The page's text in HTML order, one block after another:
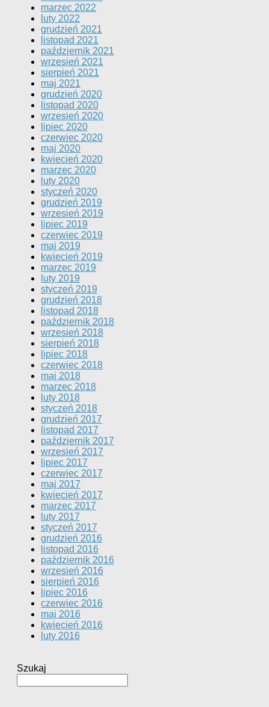
marzec 2022
luty 2022
grudzień 2021
listopad 2021
październik 2021
wrzesień 2021
sierpień 2021
maj 2021
grudzień 2020
listopad 2020
wrzesień 2020
lipiec 2020
czerwiec 2020
maj 2020
kwiecień 2020
marzec 2020
luty 2020
styczeń 2020
grudzień 2019
wrzesień 2019
lipiec 2019
czerwiec 2019
maj 2019
kwiecień 2019
marzec 2019
luty 2019
styczeń 2019
grudzień 2018
listopad 2018
październik 2018
wrzesień 2018
sierpień 2018
lipiec 2018
czerwiec 2018
maj 2018
marzec 2018
luty 2018
styczeń 2018
grudzień 2017
listopad 2017
październik 2017
wrzesień 2017
lipiec 2017
czerwiec 2017
maj 2017
kwiecień 2017
marzec 2017
luty 2017
styczeń 2017
grudzień 2016
listopad 2016
październik 2016
wrzesień 2016
sierpień 2016
lipiec 2016
czerwiec 2016
maj 2016
kwiecień 2016
luty 2016
Szukaj